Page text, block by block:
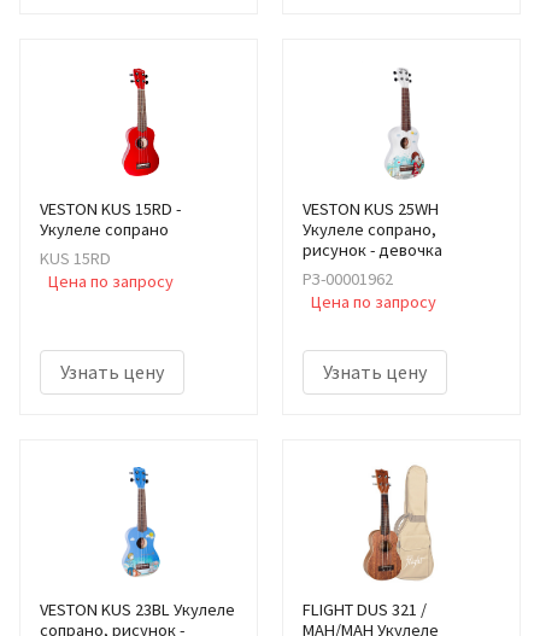
VESTON KUS 15RD -
Укулеле сопрано
KUS 15RD
Цена по запросу
Узнать цену
VESTON KUS 25WH
Укулеле сопрано,
рисунок - девочка
РЗ-00001962
Цена по запросу
Узнать цену
VESTON KUS 23BL Укулеле
сопрано, рисунок -
FLIGHT DUS 321 /
MAH/MAH Укулеле